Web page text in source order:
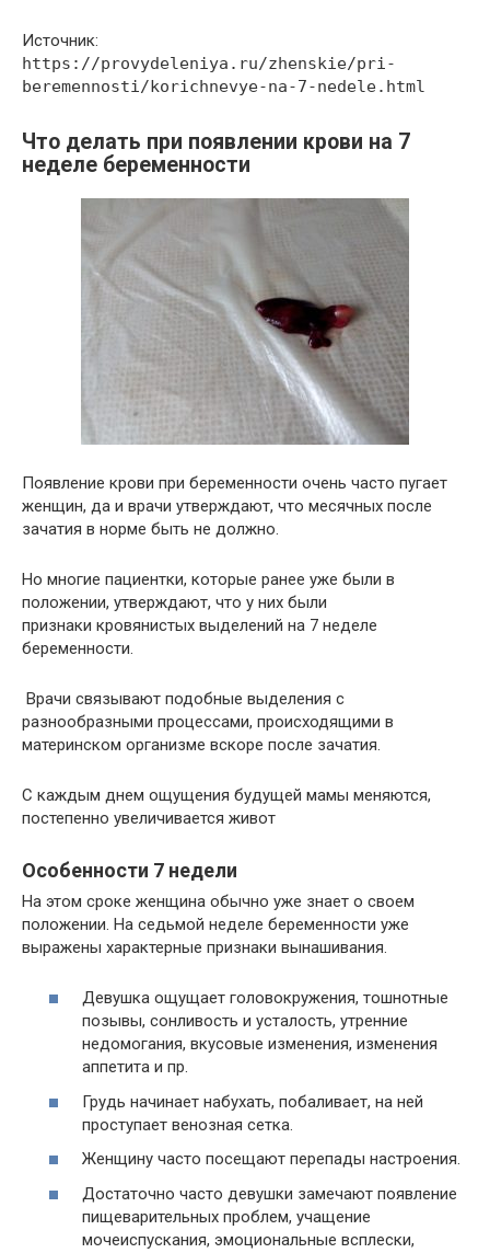
Источник:
https://provydeleniya.ru/zhenskie/pri-
beremennosti/korichnevye-na-7-nedele.html
Что делать при появлении крови на 7
неделе беременности
Появление крови при беременности очень часто пугает
женщин, да и врачи утверждают, что месячных после
зачатия в норме быть не должно.
Но многие пациентки, которые ранее уже были в
положении, утверждают, что у них были
признаки кровянистых выделений на 7 неделе
беременности.
Врачи связывают подобные выделения с
разнообразными процессами, происходящими в
материнском организме вскоре после зачатия.
С каждым днем ощущения будущей мамы меняются,
постепенно увеличивается живот
Особенности 7 недели
На этом сроке женщина обычно уже знает о своем
положении. На седьмой неделе беременности уже
выражены характерные признаки вынашивания.
Девушка ощущает головокружения, тошнотные
позывы, сонливость и усталость, утренние
недомогания, вкусовые изменения, изменения
аппетита и пр.
Грудь начинает набухать, побаливает, на ней
проступает венозная сетка.
Женщину часто посещают перепады настроения.
Достаточно часто девушки замечают появление
пищеварительных проблем, учащение
мочеиспускания, эмоциональные всплески,